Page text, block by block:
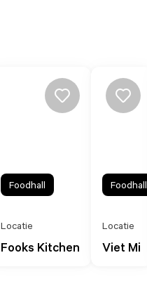
Fooks Kitchen
Locatie
Foodhall
Viet Mi
Locatie
Foodhall